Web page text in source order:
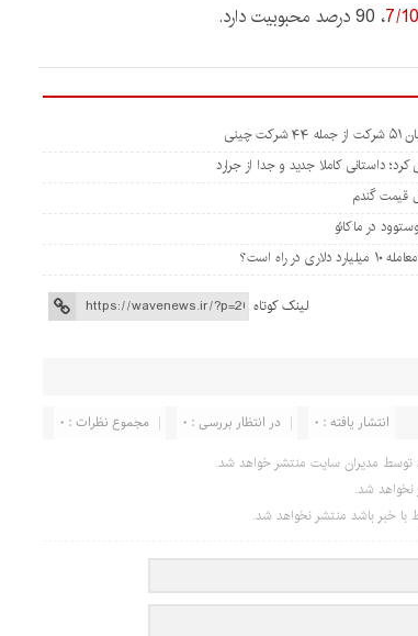
7/10، 90 درصد محبوبیت دارد.
داستانی کاملا جدید و جدا از جرارد
قیمت گندم
در ماکائو
راه است؟
لینک کوتاه
مجموع نظرات : 0 در انتظار بررسی : 0 انتشار یافته : 0
توسط مدیران سایت منتشر خواهد شد.
نخواهد شد.
با خبر باشد منتشر نخواهد شد.